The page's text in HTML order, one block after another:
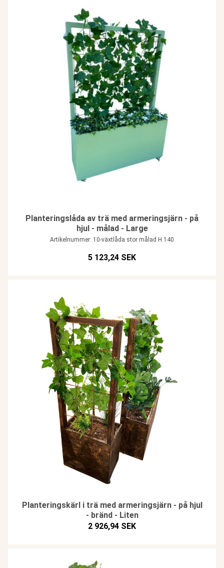
Planteringslåda av trä med armeringsjärn - på
hjul - målad - Large
Artikelnummer: 10-växtlåda stor målad H.140
5 123,24 SEK
Planteringskärl i trä med armeringsjärn - på hjul
- bränd - Liten
2 926,94 SEK